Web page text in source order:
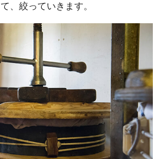
、絞っていきます。